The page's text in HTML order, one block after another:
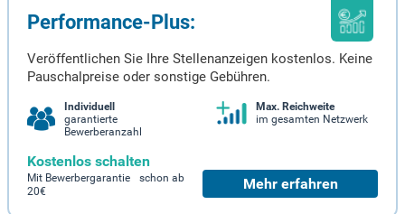
Performance-Plus:
Veröffentlichen Sie Ihre Stellenanzeigen kostenlos. Keine
Pauschalpreise oder sonstige Gebühren.
Individuell
garantierte
Bewerberanzahl
Max. Reichweite
im gesamten Netzwerk
Kostenlos schalten
Mit Bewerbergarantie schon ab
20€
Mehr erfahren